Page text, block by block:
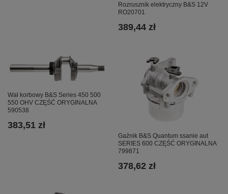
Rozrusznik elektryczny B&S 12V
RO20701
389,44 zł
Wał korbowy B&S Series 450 500
550 OHV CZĘŚĆ ORYGINALNA
590538
383,51 zł
Gaźnik B&S Quantum ssanie aut
SERIES 600 CZĘŚĆ ORYGINALNA
799871
378,62 zł